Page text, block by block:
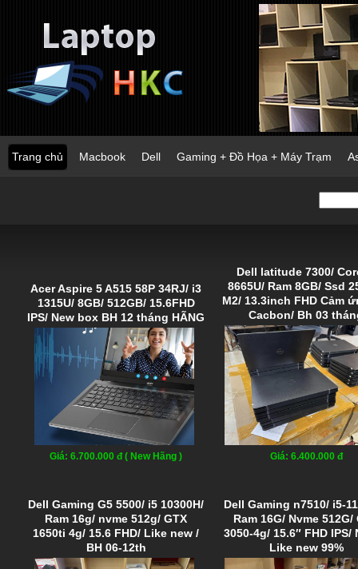
Trang chủ Macbook Dell Gaming + Đồ Họa + Máy Trạm
Acer Aspire 5 A515 58P 34RJ/ i3
1315U/ 8GB/ 512GB/ 15.6FHD
IPS/ New box BH 12 tháng HÃNG
Giá: 6.700.000 đ ( New Hãng )
Dell latitude 7300/
8665U/ Ram 8GB/ Ssd
M2/ 13.3inch FHD Cảm
Cacbon/ Bh 03
Giá: 6.400.000 đ
Dell Gaming G5 5500/ i5 10300H/
Ram 16g/ nvme 512g/ GTX
1650ti 4g/ 15.6 FHD/ Like new /
BH 06-12th
Dell Gaming n7510/ i5-
Ram 16G/ Nvme 512G/
3050-4g/ 15.6″ FHD IPS/
Like new 99%